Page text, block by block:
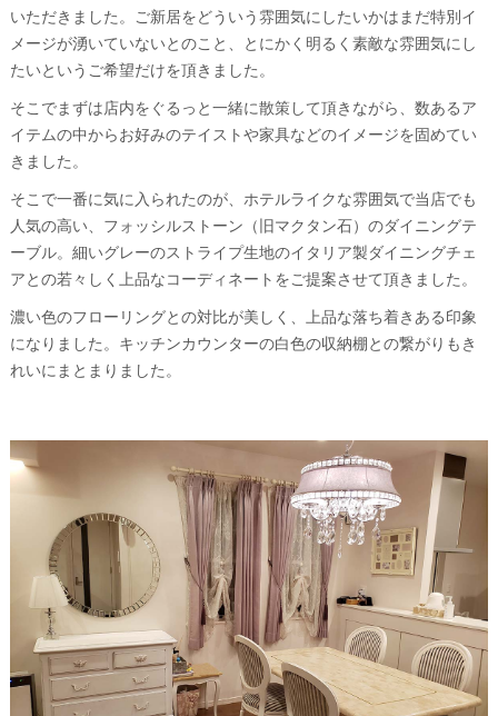
いただきました。ご新居をどういう雰囲気にしたいかはまだ特別イ
メージが湧いていないとのこと、とにかく明るく素敵な雰囲気にし
たいというご希望だけを頂きました。
そこでまずは店内をぐるっと一緒に散策して頂きながら、数あるア
イテムの中からお好みのテイストや家具などのイメージを固めてい
きました。
そこで一番に気に入られたのが、ホテルライクな雰囲気で当店でも
人気の高い、フォッシルストーン（旧マクタン石）のダイニングテ
ーブル。細いグレーのストライプ生地のイタリア製ダイニングチェ
アとの若々しく上品なコーディネートをご提案させて頂きました。
濃い色のフローリングとの対比が美しく、上品な落ち着きある印象
になりました。キッチンカウンターの白色の収納棚との繋がりもき
れいにまとまりました。